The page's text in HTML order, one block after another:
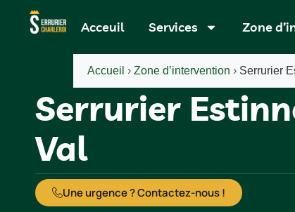
Serrurier
Val
Une urgence ? Contactez-nous !
Acceuil Services Zone
Accueil › Zone d’intervention › Serrurier